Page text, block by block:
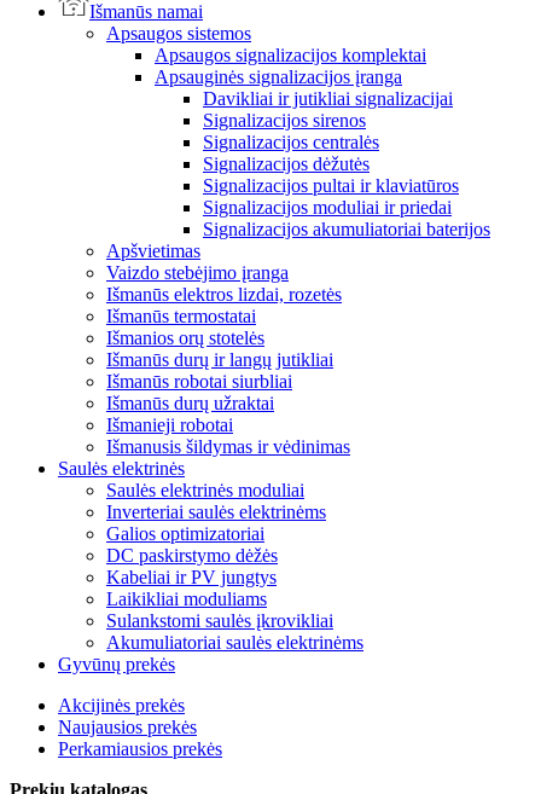
Išmanūs namai
Apsaugos sistemos
Apsaugos signalizacijos komplektai
Apsauginės signalizacijos įranga
Davikliai ir jutikliai signalizacijai
Signalizacijos sirenos
Signalizacijos centralės
Signalizacijos dėžutės
Signalizacijos pultai ir klaviatūros
Signalizacijos moduliai ir priedai
Signalizacijos akumuliatoriai baterijos
Apšvietimas
Vaizdo stebėjimo įranga
Išmanūs elektros lizdai, rozetės
Išmanūs termostatai
Išmanios orų stotelės
Išmanūs durų ir langų jutikliai
Išmanūs robotai siurbliai
Išmanūs durų užraktai
Išmanieji robotai
Išmanusis šildymas ir vėdinimas
Saulės elektrinės
Saulės elektrinės moduliai
Inverteriai saulės elektrinėms
Galios optimizatoriai
DC paskirstymo dėžės
Kabeliai ir PV jungtys
Laikikliai moduliams
Sulankstomi saulės įkrovikliai
Akumuliatoriai saulės elektrinėms
Gyvūnų prekės
Akcijinės prekės
Naujausios prekės
Perkamiausios prekės
Prekių katalogas